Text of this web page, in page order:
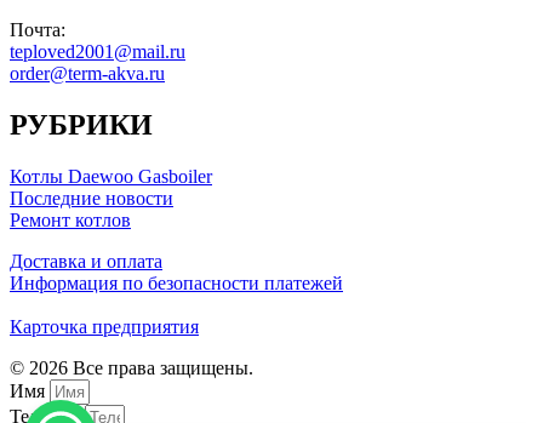
Почта:
teploved2001@mail.ru
order@term-akva.ru
РУБРИКИ
Котлы Daewoo Gasboiler
Последние новости
Ремонт котлов
Доставка и оплата
Информация по безопасности платежей
Карточка предприятия
© 2026 Все права защищены.
Имя
Телефон